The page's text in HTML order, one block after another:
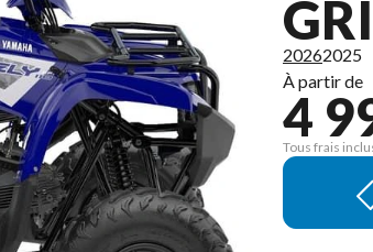
20262025
À partir de
4
Tous frais